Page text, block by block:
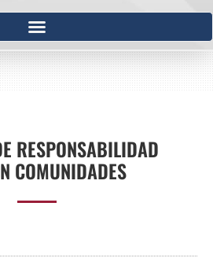
RESPONSABILIDAD
COMUNIDADES